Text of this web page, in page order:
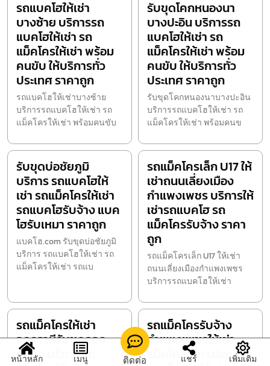
รถแบคโฮให้เช่า
บางซ้าย บริการรถ
แบคโฮให้เช่า รถ
แม็คโครให้เช่า พร้อม
คนขับ ให้บริการทั่ว
ประเทศ ราคาถูก
รถแบคโฮให้เช่าบางซ้าย
บริการรถแบคโฮให้เช่า รถ
แม็คโครให้เช่า พร้อมคนขับ
รับขุดโคกหนองนา
บางปะอิน บริการรถ
แบคโฮให้เช่า รถ
แม็คโครให้เช่า พร้อม
คนขับ ให้บริการทั่ว
ประเทศ ราคาถูก
รับขุดโคกหนองนาบางปะอิน
บริการรถแบคโฮให้เช่า รถ
แม็คโครให้เช่า พร้อมคนข
รับขุดบ่อชัยภูมิ
บริการ รถแบคโฮให้
เช่า รถแม็คโครให้เช่า
รถแบคโฮรับจ้าง แบค
โฮรับเหมา ราคาถูก
แบคโฮ.com รับขุดบ่อชัยภูมิ
บริการ รถแบคโฮให้เช่า รถ
แม็คโครให้เช่า รถแบ
รถแม็คโครเล็ก U17 ให้
เช่าถนนเลี่ยงเมือง
กำแพงเพชร บริการให้
เช่ารถแบคโฮ รถ
แม็คโครรับจ้าง ราคา
ถูก
รถแม็คโครเล็ก U17 ให้เช่า
ถนนเลี่ยงเมืองกำแพงเพชร
บริการรถแบคโฮให้เช่า
รถแม็คโครให้เช่า
อุดรธานีรับขุดลอก
คลอง บริการ รถ
รถแม็คโครรับจ้าง
กำแพงเพชรให้เช่า
แม็คโครเล็ก บริการ
หน้าหลัก เมนู ติดต่อ แชร์ เพิ่มเติม